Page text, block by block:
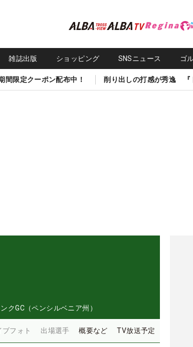
雑誌出版 ショッピング SNSニュース ゴ
間限定クーポン配布中！ 削り出しの打感が秀逸 『
クGC（ペンシルベニア州）
ブフォト 出場選手 概要など TV放送予定